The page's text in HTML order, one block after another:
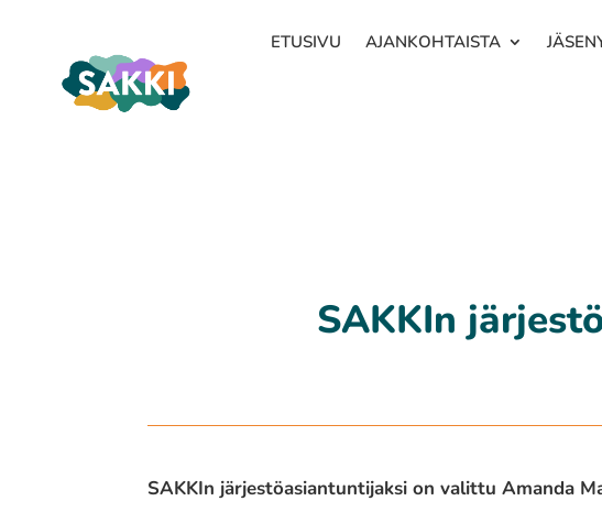
ETUSIVU AJANKOHTAISTA
SAKKIn
SAKKIn järjestöasiantuntijaksi on valittu Amanda